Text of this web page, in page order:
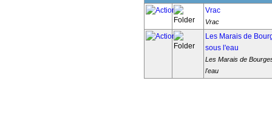
Vrac
Vrac
Les Marais de
sous l'eau
Les Marais de
l'eau